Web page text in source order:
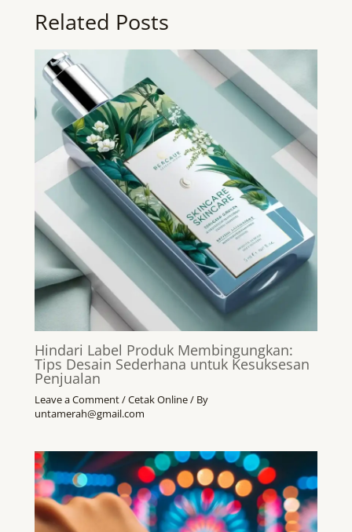
Related Posts
Hindari Label Produk Membingungkan:
Tips Desain Sederhana untuk Kesuksesan
Penjualan
Leave a Comment/Cetak Online/ By
untamerah@gmail.com